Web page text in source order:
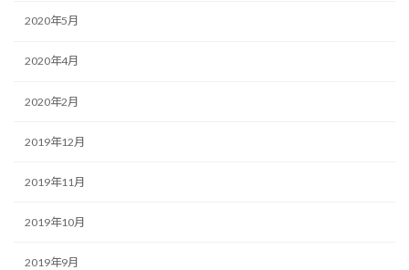
2020年5月
2020年4月
2020年2月
2019年12月
2019年11月
2019年10月
2019年9月